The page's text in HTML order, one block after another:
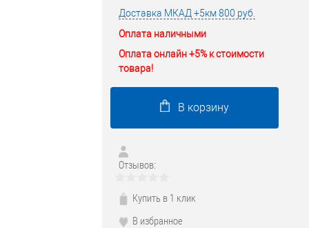
Доставка МКАД +5км 800 руб.
Оплата наличными
Оплата онлайн +5% к стоимости
товара!
В корзину
Отзывов:
Купить в 1 клик
В избранное